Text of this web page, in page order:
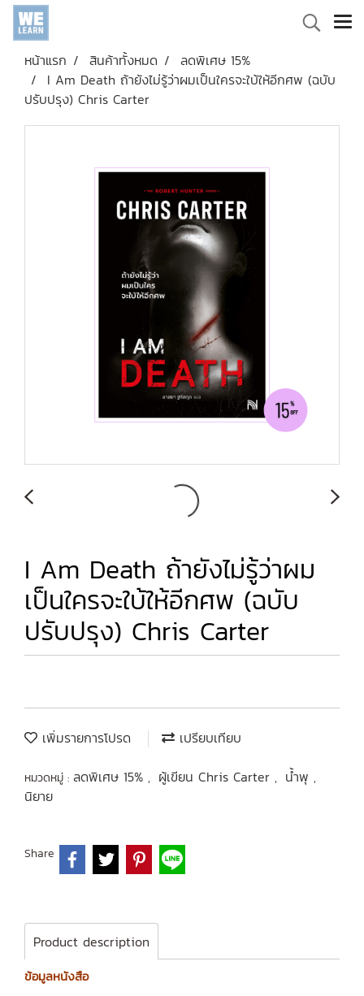
หน้าแรก สินค้าทั้งหมด
ลดพิเศษ 15%
I Am Death ถ้ายังไม่รู้ว่าผมเป็นใครจะใบ้ให้อีกศพ (ฉบับ
ปรับปรุง) Chris Carter
I Am Death ถ้ายังไม่รู้ว่าผม
เป็นใครจะใบ้ให้อีกศพ (ฉบับ
ปรับปรุง) Chris Carter
เพิ่มรายการโปรด เปรียบเทียบ
หมวดหมู่ : ลดพิเศษ 15% , ผู้เขียน Chris Carter , น้ำพุ ,
นิยาย
Share
Product description
ข้อมูลหนังสือ